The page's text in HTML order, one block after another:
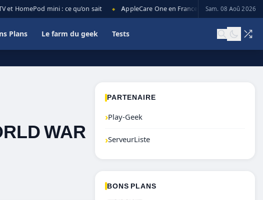
HomePod mini : ce qu’on sait AppleCare One en France : prix, couverture et
Sam. 08 Aoû 2026
Plans Le farm du geek Tests
WAR
PARTENAIRE
›Play-Geek
›ServeurListe
BONS PLANS